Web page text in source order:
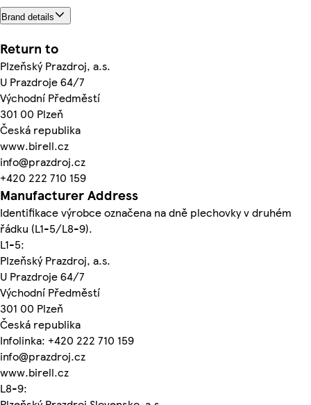
Brand details
Return to
Plzeňský Prazdroj, a.s.
U Prazdroje 64/7
Východní Předměstí
301 00 Plzeň
Česká republika
www.birell.cz
info@prazdroj.cz
+420 222 710 159
Manufacturer Address
Identifikace výrobce označena na dně plechovky v druhém
řádku (L1-5/L8-9).
L1-5:
Plzeňský Prazdroj, a.s.
U Prazdroje 64/7
Východní Předměstí
301 00 Plzeň
Česká republika
Infolinka: +420 222 710 159
info@prazdroj.cz
www.birell.cz
L8-9: